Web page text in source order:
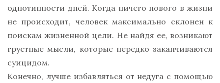
однотипности дней. Когда ничего нового в жизни
не происходит, человек максимально склонен к
поискам жизненной цели. Не найдя ее, возникают
грустные мысли, которые нередко заканчиваются
суицидом.
Конечно, лучше избавляться от недуга с помощью